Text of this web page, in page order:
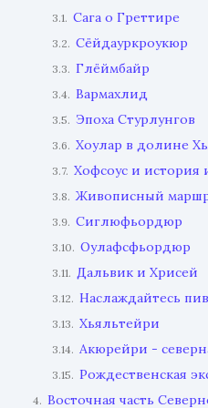
3.1. Сага о Греттире
3.2. Сёйдауркроукюр
3.3. Глёймбайр
3.4. Вармахлид
3.5. Эпоха Стурлунгов
3.6. Хоулар в долине
3.7. Хофсоус и история
3.8. Живописный
3.9. Сиглюфьордюр
3.10. Оулафсфьордюр
3.11. Дальвик и Хрисей
3.12. Наслаждайтесь
3.13. Хьяльтейри
3.14. Акюрейри -
3.15. Рождественская
4. Восточная часть